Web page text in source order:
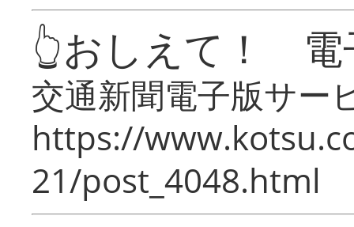
👆おしえて！ 電
交通新聞電子版サー
https://
21/post_4048.html